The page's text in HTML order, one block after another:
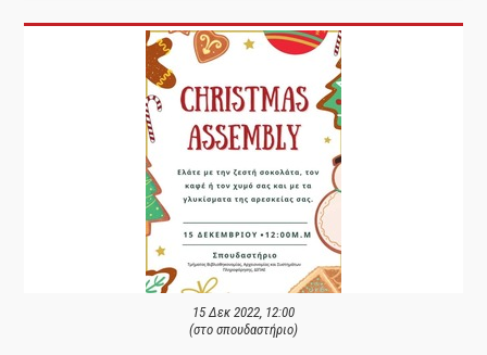
15 Δεκ 2022, 12:00
(στο σπουδαστήριο)